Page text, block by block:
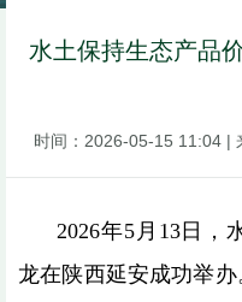
水土保持生态产品
时间： 2026-05-15 11:04 |
2026年5月13日，
龙在陕西延安成功举